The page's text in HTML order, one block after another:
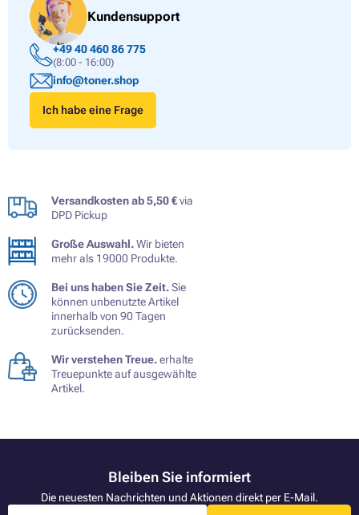
Kundensupport
+49 40 460 86 775
(8:00 - 16:00)
info@toner.shop
Ich habe eine Frage
Versandkosten ab 5,50 €via
DPD Pickup
Große Auswahl.Wir bieten
mehr als 19000 Produkte.
Bei uns haben Sie Zeit.Sie
können unbenutzte Artikel
innerhalb von 90 Tagen
zurücksenden.
Wir verstehen Treue.erhalte
Treuepunkte auf ausgewählte
Artikel.
Bleiben Sie informiert
Die neuesten Nachrichten und Aktionen direkt per E-Mail.